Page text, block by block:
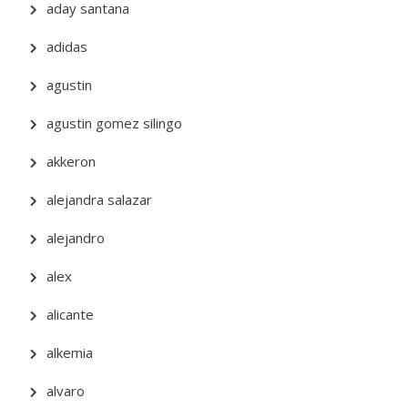
aday santana
adidas
agustin
agustin gomez silingo
akkeron
alejandra salazar
alejandro
alex
alicante
alkemia
alvaro